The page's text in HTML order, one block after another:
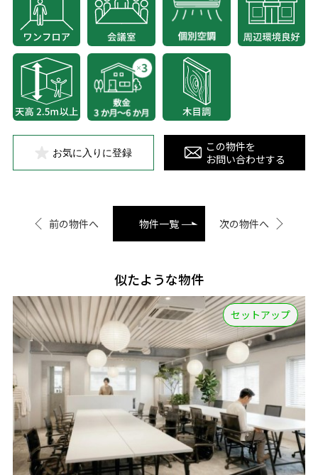
お気に入りに登録
この物件を
お問い合わせする
前の物件へ 物件一覧 次の物件へ
似たような物件
セットアップ